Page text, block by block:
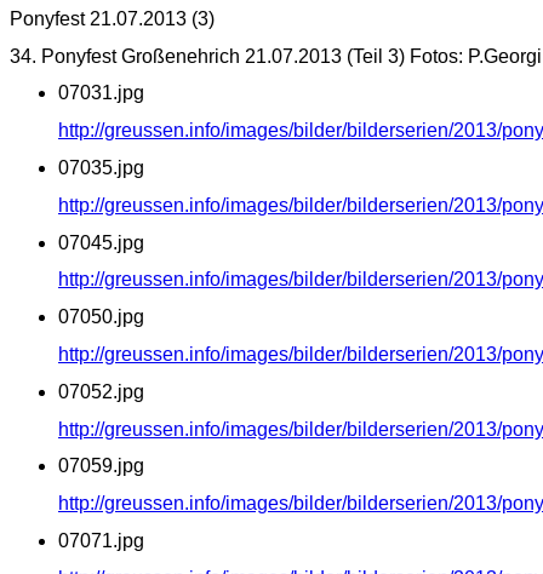
Ponyfest 21.07.2013 (3)
34. Ponyfest Großenehrich 21.07.2013 (Teil 3) Fotos: P.Georgi
07031.jpg
http://greussen.info/images/bilder/bilderserien/2013/
07035.jpg
http://greussen.info/images/bilder/bilderserien/2013/
07045.jpg
http://greussen.info/images/bilder/bilderserien/2013/
07050.jpg
http://greussen.info/images/bilder/bilderserien/2013/
07052.jpg
http://greussen.info/images/bilder/bilderserien/2013/
07059.jpg
http://greussen.info/images/bilder/bilderserien/2013/
07071.jpg